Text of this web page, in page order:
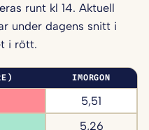
runt kl 14. Aktuell
under dagens snitt i
i rött.
IMORGON
5,51
5,26